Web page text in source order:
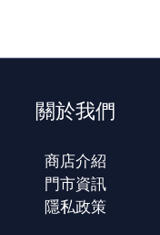
關於我們
商店介紹
門市資訊
隱私政策